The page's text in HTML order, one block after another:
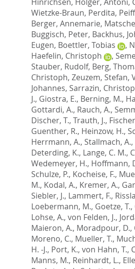
Wietzke-Braun, Perdita,
Berger, Annemarie,
Buggisch, Peter, Backhus,
Eugen, Boettler, Tobias ,
Haefelin, Christoph
,
Stauber, Rudolf, Berg,
Christoph, Zeuzem, Stefan,
Johannes, Sarrazin,
J., Giostra, E., Berning, M.,
Gottardi, A., Rauch, A.,
Discher, T., Trauth, J.,
Guenther, R., Heinzow, H.,
Herrmann, A., Stallmach, A.,
Deterding, K., Lange, C. M.,
Wedemeyer, H., Hoffmann,
Schulze, P., Kocheise, F.,
M., Kodal, A., Kremer, A.,
Siebler, J., Lammert, F.,
Loebermann, M., Goetze, T.,
Lohse, A., von Felden, J.,
Maieron, A., Moradpour, D.,
Moreno, C., Mueller, T.,
H. -J., Port, K., von Hahn, T.,
Manns, M., Reinhardt, L.,